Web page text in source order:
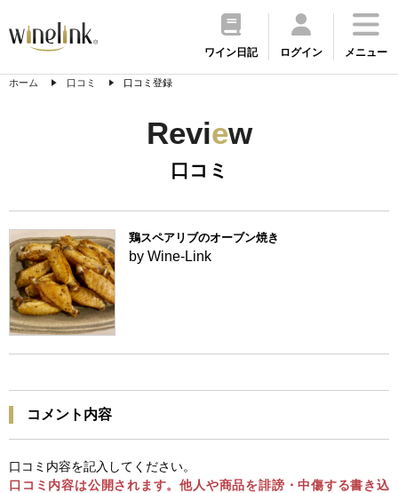
ワイン日記 ログイン メニュー
ホーム 口コミ 口コミ登録
Review
口コミ
鶏スペアリブのオーブン焼き
by Wine-Link
コメント内容
口コミ内容を記入してください。
口コミ内容は公開されます。他人や商品を誹謗・中傷する書き込